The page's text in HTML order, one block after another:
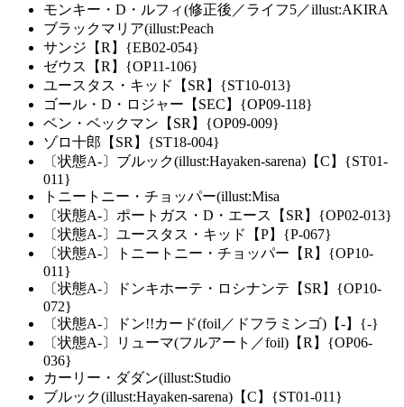
モンキー・D・ルフィ(修正後／ライフ5／illust:AKIRA
ブラックマリア(illust:Peach
サンジ【R】{EB02-054}
ゼウス【R】{OP11-106}
ユースタス・キッド【SR】{ST10-013}
ゴール・D・ロジャー【SEC】{OP09-118}
ベン・ベックマン【SR】{OP09-009}
ゾロ十郎【SR】{ST18-004}
〔状態A-〕ブルック(illust:Hayaken-sarena)【C】{ST01-
011}
トニートニー・チョッパー(illust:Misa
〔状態A-〕ポートガス・D・エース【SR】{OP02-013}
〔状態A-〕ユースタス・キッド【P】{P-067}
〔状態A-〕トニートニー・チョッパー【R】{OP10-
011}
〔状態A-〕ドンキホーテ・ロシナンテ【SR】{OP10-
072}
〔状態A-〕ドン!!カード(foil／ドフラミンゴ)【-】{-}
〔状態A-〕リューマ(フルアート／foil)【R】{OP06-
036}
カーリー・ダダン(illust:Studio
ブルック(illust:Hayaken-sarena)【C】{ST01-011}